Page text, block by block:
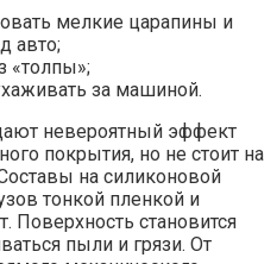
мелкие царапины и
авто;
«толпы»;
за машиной.
невероятный эффект
покрытия, но не стоит на
на силиконовой
тонкой пленкой и
становится
пыли и грязи. От